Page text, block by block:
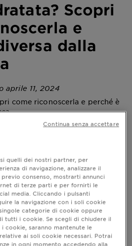
Scopri
e
dalla
aprile 11, 2024
come riconoscerla e perché è
Scopri come
è diversa dalla
è semplicemente una pelle
differenze tra pelle
come esistono diversi tipi
permette di capire
migliore per trattare la
quelli dei nostri partner, per
di navigazione, analizzare il
consenso, mostrarti annunci
di terze parti e per fornirti le
media. Cliccando i pulsanti
la navigazione con i soli cookie
categorie di cookie oppure
tutti i cookie. Se scegli di chiudere il
i cookie, saranno mantenute le
ai soli cookie necessari. Potrai
in ogni momento accedendo alla
Continua senza accettare